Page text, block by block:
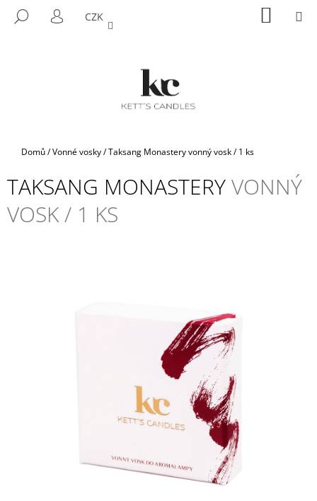
HLEDAT
PŘIHLÁŠENÍ
CZK KOŠÍK
Domů/Vonné vosky/Taksang Monasteryvonný vosk / 1 ks
TAKSANG MONASTERYVONNÝ
VOSK / 1 KS
T
E
B
U